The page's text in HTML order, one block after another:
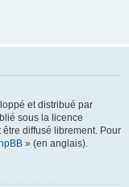
et distribué par
sous la licence
diffusé librement. Pour
» (en anglais).